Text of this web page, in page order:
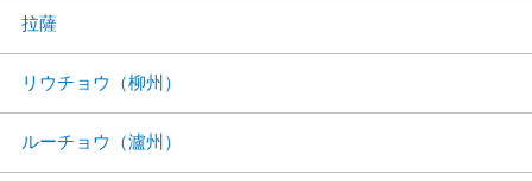
拉薩
リウチョウ（柳州）
ルーチョウ（瀘州）